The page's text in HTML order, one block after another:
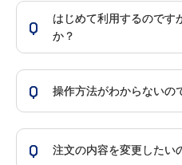
Q
はじめて利用するのです
か？
Q 操作方法がわからないの
Q 注文の内容を変更したい